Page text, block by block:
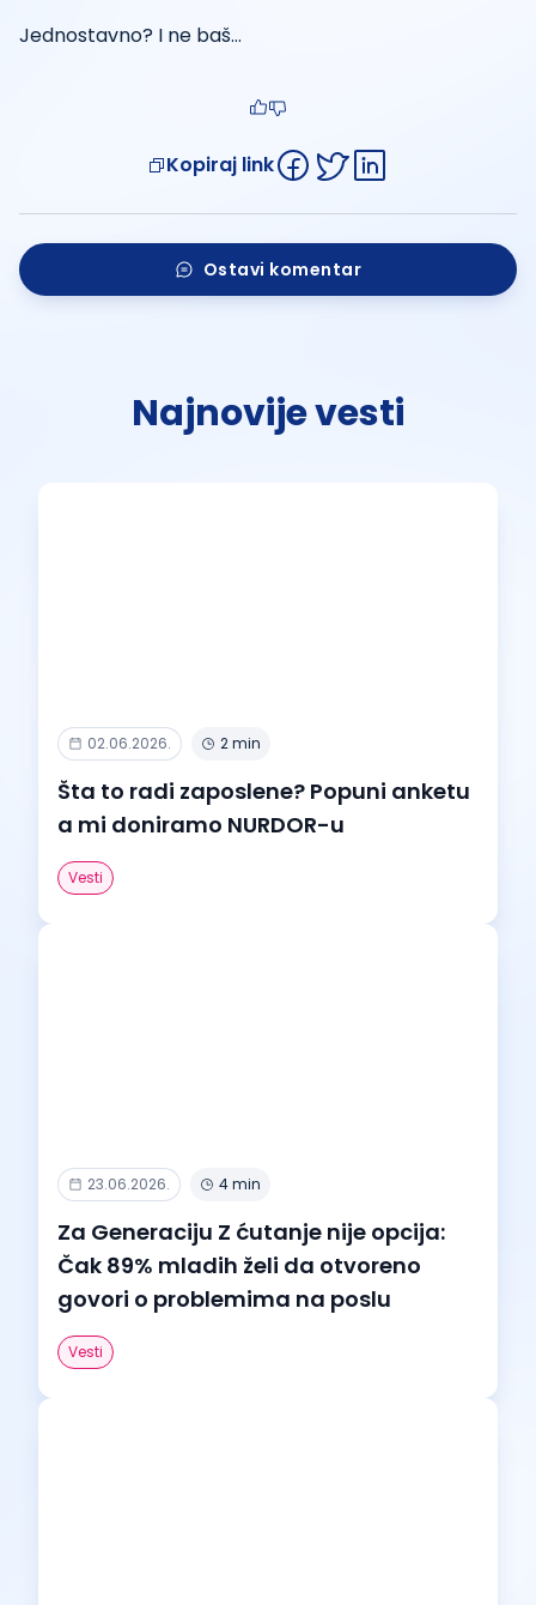
Jednostavno? I ne baš…
Kopiraj link
Ostavi komentar
Najnovije vesti
02.06.2026. 2 min
Šta to radi zaposlene? Popuni anketu
a mi doniramo NURDOR-u
Vesti
23.06.2026. 4 min
Za Generaciju Z ćutanje nije opcija:
Čak 89% mladih želi da otvoreno
govori o problemima na poslu
Vesti